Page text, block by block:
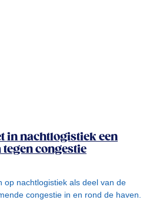
in nachtlogistiek een
congestie
op nachtlogistiek als deel van de
congestie in en rond de haven.